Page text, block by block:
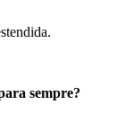
sempre?